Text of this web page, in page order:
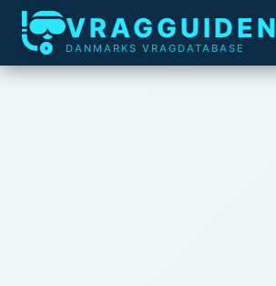
VRAGGUIDEN
DANMARKS VRAGDATABASE